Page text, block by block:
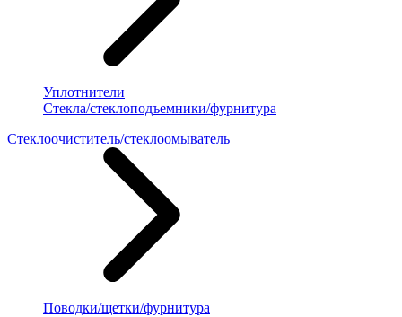
Уплотнители
Стекла/стеклоподъемники/фурнитура
Стеклоочиститель/стеклоомыватель
Поводки/щетки/фурнитура